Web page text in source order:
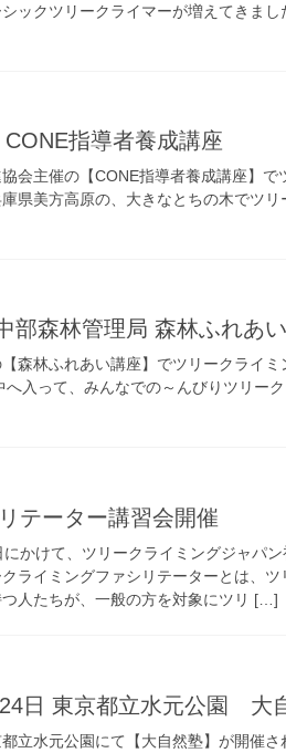
ックツリークライマーが増えてきま
指導者養成講座
会主催の【CONE指導者養成講座】で
県美方高原の、大きなとちの木でツリ
部森林管理局 森林ふれあ
森林ふれあい講座】でツリークライミ
へ入って、みんなでの～んびりツリー
テーター講習会開催
かけて、ツリークライミングジャパ
ライミングファシリテーターとは、
つ人たちが、一般の方を対象にツリ […]
日 東京都立水元公園 大
立水元公園にて【大自然塾】が開催